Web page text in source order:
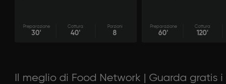
Preparazione
30'
Cottura
40'
Porzioni
8
Preparazione
60'
Cottura
120'
Il meglio di Food Network | Guarda gratis